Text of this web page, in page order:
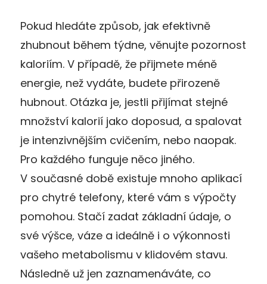
Pokud hledáte způsob, jak efektivně
zhubnout během týdne, věnujte pozornost
kaloriím. V případě, že přijmete méně
energie, než vydáte, budete přirozeně
hubnout. Otázka je, jestli přijímat stejné
množství kalorií jako doposud, a spalovat
je intenzivnějším cvičením, nebo naopak.
Pro každého funguje něco jiného.
V současné době existuje mnoho aplikací
pro chytré telefony, které vám s výpočty
pomohou. Stačí zadat základní údaje, o
své výšce, váze a ideálně i o výkonnosti
vašeho metabolismu v klidovém stavu.
Následně už jen zaznamenáváte, co